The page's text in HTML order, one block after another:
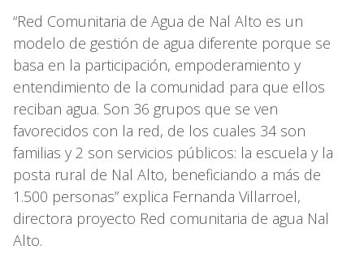
“Red Comunitaria de Agua de Nal Alto es un
modelo de gestión de agua diferente porque se
basa en la participación, empoderamiento y
entendimiento de la comunidad para que ellos
reciban agua. Son 36 grupos que se ven
favorecidos con la red, de los cuales 34 son
familias y 2 son servicios públicos: la escuela y la
posta rural de Nal Alto, beneficiando a más de
1.500 personas” explica Fernanda Villarroel,
directora proyecto Red comunitaria de agua Nal
Alto.